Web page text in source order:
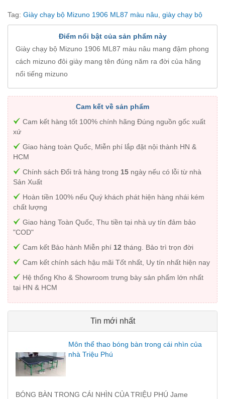
Tag: Giày chạy bộ Mizuno 1906 ML87 màu nâu giày chạy bộ
Điểm nổi bật của sản phẩm này
Giày chạy bộ Mizuno 1906 ML87 màu nâu mang đậm phong
cách mizuno đôi giày mang tên đúng năm ra đời của hãng
nổi tiếng mizuno
Cam kết về sản phẩm
Cam kết hàng tốt 100% chính hãng Đúng nguồn gốc xuất
xứ
Giao hàng toàn Quốc, Miễn phí lắp đặt nội thành HN &
HCM
Chính sách Đổi trả hàng trong 15 ngày nếu có lỗi từ nhà
Sản Xuất
Hoàn tiền 100% nếu Quý khách phát hiện hàng nhái kém
chất lượng
Giao hàng Toàn Quốc, Thu tiền tại nhà uy tín đảm bảo
"COD"
Cam kết Bảo hành Miễn phí 12 tháng. Bảo trì trọn đời
Cam kết chính sách hậu mãi Tốt nhất, Uy tín nhất hiện nay
Hệ thống Kho & Showroom trưng bày sản phẩm lớn nhất
tại HN & HCM
Tin mới nhất
Môn thể thao bóng bàn trong cái nhìn của
nhà Triệu Phú
BÓNG BÀN TRONG CÁI NHÌN CỦA TRIỆU PHÚ Jame